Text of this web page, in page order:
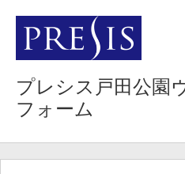
プレシス戸田公園
フォーム